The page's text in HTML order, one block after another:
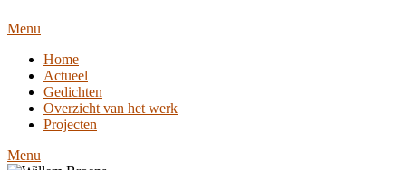
Menu
Home
Actueel
Gedichten
Overzicht van het werk
Projecten
Menu